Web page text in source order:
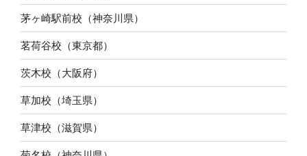
茅ヶ崎駅前校（神奈川県）
茗荷谷校（東京都）
茨木校（大阪府）
草加校（埼玉県）
草津校（滋賀県）